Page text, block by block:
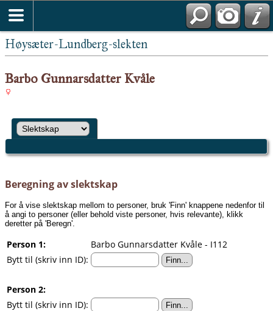
Høysæter-Lundberg-slekten
Barbo Gunnarsdatter Kvåle
Beregning av slektskap
For å vise slektskap mellom to personer, bruk 'Finn' knappene nedenfor til
å angi to personer (eller behold viste personer, hvis relevante), klikk
deretter på 'Beregn'.
Person 1:
Barbo Gunnarsdatter Kvåle - I112
Bytt til (skriv inn ID):
Person 2:
Bytt til (skriv inn ID):